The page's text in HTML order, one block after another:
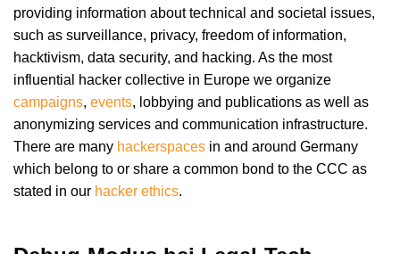
providing information about technical and societal issues,
such as surveillance, privacy, freedom of information,
hacktivism, data security, and hacking. As the most
influential hacker collective in Europe we organize
campaigns, events, lobbying and publications as well as
anonymizing services and communication infrastructure.
There are many hackerspaces in and around Germany
which belong to or share a common bond to the CCC as
stated in our hacker ethics.